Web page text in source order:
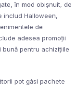
în mod obișnuit, de
includ Halloween,
de
adesea promoții
pentru achizițiile
pot găsi pachete